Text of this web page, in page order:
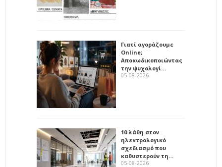
Γιατί αγοράζουμε
Online;
Αποκωδικοποιώντας
την ψυχολογί…
05-08-2026
10 λάθη στον
ηλεκτρολογικό
σχεδιασμό που
καθυστερούν τη…
05-08-2026